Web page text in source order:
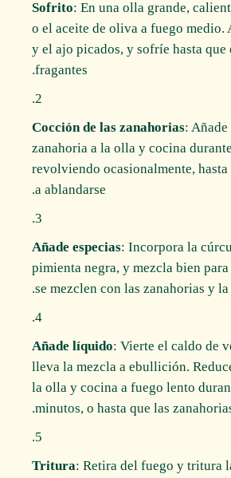
Sofrito: En una olla grande,
o el aceite de oliva a fuego medio.
y el ajo picados, y sofríe hasta que
fragantes.
Cocción de las zanahorias:
zanahoria a la olla y cocina
revolviendo ocasionalmente,
a ablandarse.
Añade especias: Incorpora la
pimienta negra, y mezcla bien para
se mezclen con las zanahorias y la
Añade líquido: Vierte el caldo de
lleva la mezcla a ebullición.
la olla y cocina a fuego lento
minutos, o hasta que las
Tritura: Retira del fuego y tritura